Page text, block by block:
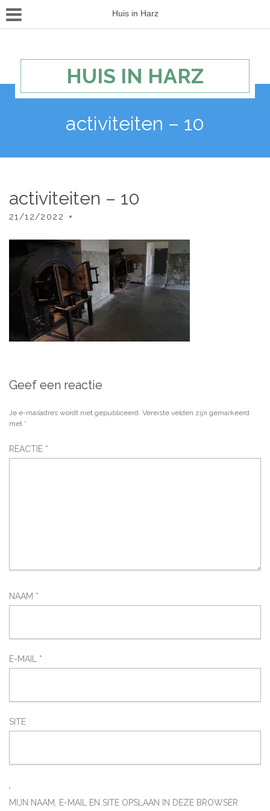
Huis in Harz
HUIS IN HARZ
activiteiten – 10
activiteiten – 10
21/12/2022
Geef een reactie
Je e-mailadres wordt niet gepubliceerd. Vereiste velden zijn gemarkeerd
met *
REACTIE *
NAAM *
E-MAIL *
SITE
MIJN NAAM, E-MAIL EN SITE OPSLAAN IN DEZE BROWSER